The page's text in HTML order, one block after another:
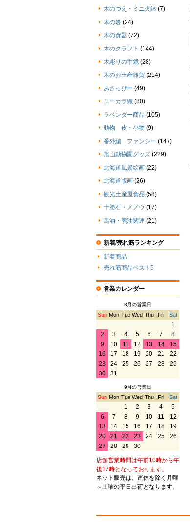
木のつえ・ミニ火鉢 (7)
木の箸 (24)
木の食器 (72)
木のクラフト (144)
木彫りの手鏡 (28)
木のお土産雑貨 (214)
あさっぴー (49)
ユーカラ織 (80)
ラベンダー商品 (105)
動物 皮・小物 (9)
番外編 ファンシー (147)
旭山動物園グッズ (229)
北海道風景絵画 (22)
北海道版画 (26)
観光土産屋食品 (58)
十勝石・メノウ (17)
馬油・熊油関連 (21)
新着/売れ筋ランキング
新着商品
売れ筋商品ベスト5
営業カレンダー
8月の営業日
Sun Mon Tue Wed Thu Fri Sat
1
2
3 4 5 6 7
8
9
10 11 12 13 14
15
16
17 18 19 20 21
22
23
24 25 26 27 28
29
30
31
9月の営業日
Sun Mon Tue Wed Thu Fri Sat
1 2 3 4
5
6
7 8 9 10 11
12
13
14 15 16 17 18
19
20
21 22 23 24 25
26
27
28 29 30
店舗営業時間は午前10時から午
後17時となっております。
ネット販売は、連休を除く月曜
～土曜の平日出荷となります。